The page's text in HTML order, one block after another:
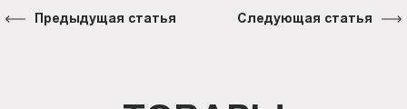
Предыдущая статья Следующая статья